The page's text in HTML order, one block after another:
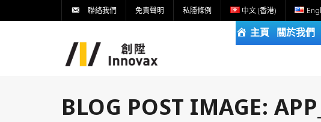
聯絡我們 免責聲明 私隱條例 中文 (香港)
主頁 關於我們
BLOG POST IMAGE: